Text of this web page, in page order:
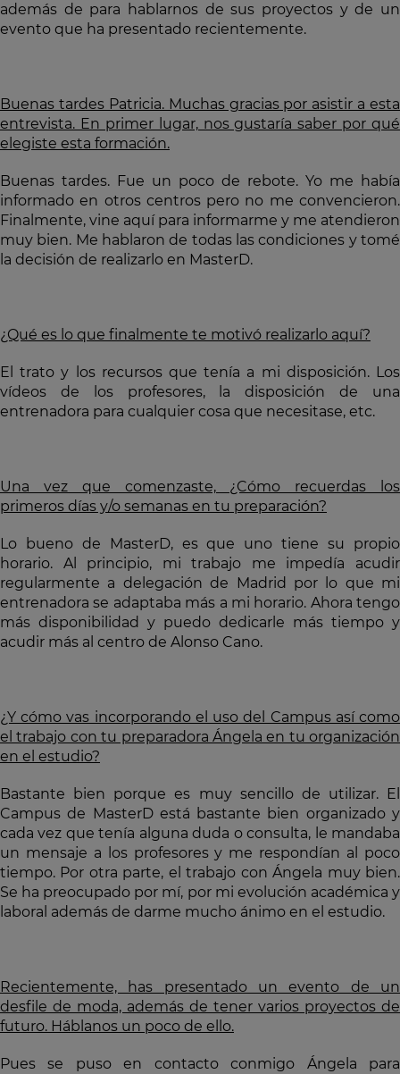
además de para hablarnos de sus proyectos y de un
evento que ha presentado recientemente.
Buenas tardes Patricia. Muchas gracias por asistir a esta
entrevista. En primer lugar, nos gustaría saber por qué
elegiste esta formación.
Buenas tardes. Fue un poco de rebote. Yo me había
informado en otros centros pero no me convencieron.
Finalmente, vine aquí para informarme y me atendieron
muy bien. Me hablaron de todas las condiciones y tomé
la decisión de realizarlo en MasterD.
¿Qué es lo que finalmente te motivó realizarlo aquí?
El trato y los recursos que tenía a mi disposición. Los
vídeos de los profesores, la disposición de una
entrenadora para cualquier cosa que necesitase, etc.
Una vez que comenzaste, ¿Cómo recuerdas los
primeros días y/o semanas en tu preparación?
Lo bueno de MasterD, es que uno tiene su propio
horario. Al principio, mi trabajo me impedía acudir
regularmente a delegación de Madrid por lo que mi
entrenadora se adaptaba más a mi horario. Ahora tengo
más disponibilidad y puedo dedicarle más tiempo y
acudir más al centro de Alonso Cano.
¿Y cómo vas incorporando el uso del Campus así como
el trabajo con tu preparadora Ángela en tu organización
en el estudio?
Bastante bien porque es muy sencillo de utilizar. El
Campus de MasterD está bastante bien organizado y
cada vez que tenía alguna duda o consulta, le mandaba
un mensaje a los profesores y me respondían al poco
tiempo. Por otra parte, el trabajo con Ángela muy bien.
Se ha preocupado por mí, por mi evolución académica y
laboral además de darme mucho ánimo en el estudio.
Recientemente, has presentado un evento de un
desfile de moda, además de tener varios proyectos de
futuro. Háblanos un poco de ello.
Pues se puso en contacto conmigo Ángela para